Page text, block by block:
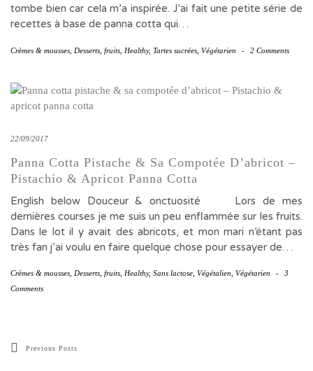
tombe bien car cela m’a inspirée. J’ai fait une petite série de
recettes à base de panna cotta qui…
Crèmes & mousses Desserts fruits Healthy, Tartes sucrées Végétarien - 2 Comments
22/09/2017
Panna Cotta Pistache & Sa Compotée D’abricot –
Pistachio & Apricot Panna Cotta
English below Douceur & onctuosité Lors de mes
dernières courses je me suis un peu enflammée sur les fruits.
Dans le lot il y avait des abricots, et mon mari n’étant pas
très fan j’ai voulu en faire quelque chose pour essayer de…
Crèmes & mousses Desserts fruits Healthy, Sans lactose Végétalien Végétarien -
3
Comments
Previous Posts